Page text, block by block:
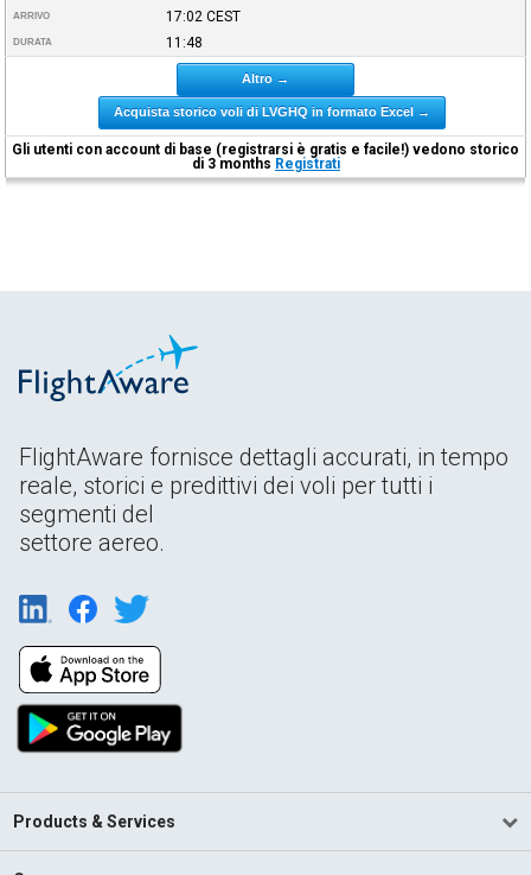
ARRIVO 17:02 CEST
DURATA 11:48
Altro →
Acquista storico voli di LVGHQ in formato Excel →
Gli utenti con account di base (registrarsi è gratis e facile!) vedono storico
di 3 months Registrati
FlightAware fornisce dettagli accurati, in tempo
reale, storici e predittivi dei voli per tutti i
segmenti del
settore aereo.
Products & Services